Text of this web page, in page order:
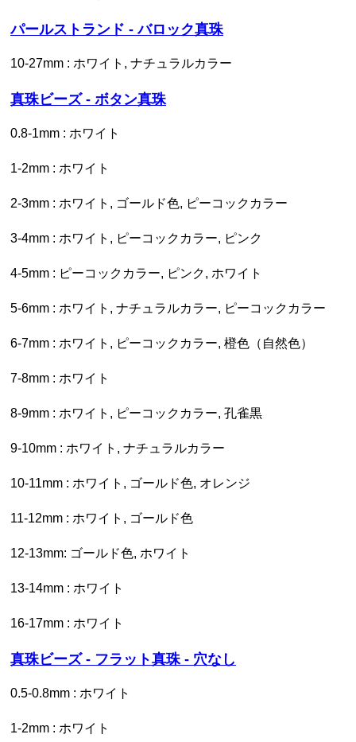
パールストランド - バロック真珠
10-27mm : ホワイト, ナチュラルカラー
真珠ビーズ - ボタン真珠
0.8-1mm : ホワイト
1-2mm : ホワイト
2-3mm : ホワイト, ゴールド色, ピーコックカラー
3-4mm : ホワイト, ピーコックカラー, ピンク
4-5mm : ピーコックカラー, ピンク, ホワイト
5-6mm : ホワイト, ナチュラルカラー, ピーコックカラー
6-7mm : ホワイト, ピーコックカラー, 橙色（自然色）
7-8mm : ホワイト
8-9mm : ホワイト, ピーコックカラー, 孔雀黒
9-10mm : ホワイト, ナチュラルカラー
10-11mm : ホワイト, ゴールド色, オレンジ
11-12mm : ホワイト, ゴールド色
12-13mm: ゴールド色, ホワイト
13-14mm : ホワイト
16-17mm : ホワイト
真珠ビーズ - フラット真珠 - 穴なし
0.5-0.8mm : ホワイト
1-2mm : ホワイト